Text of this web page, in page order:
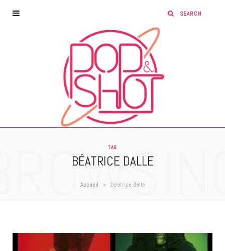
TAG
BÉATRICE DALLE
Accueil » béatrice dalle